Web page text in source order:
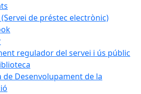
de préstec electrònic)
regulador del servei i ús públic
de Desenvolupament de la